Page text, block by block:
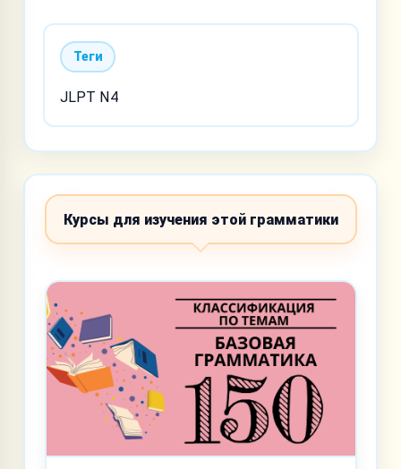
Теги
JLPT N4
Курсы для изучения этой грамматики